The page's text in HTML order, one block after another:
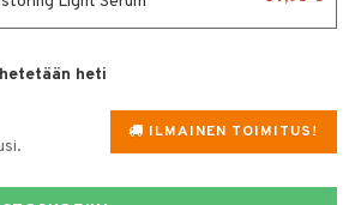
heti
ILMAINEN TOIMITUS!